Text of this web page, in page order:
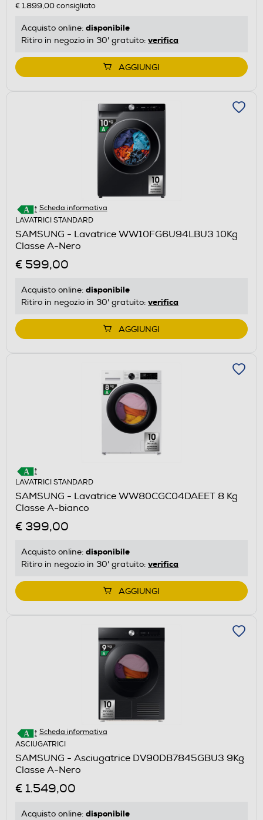
€ 1.899,00consigliato
Acquisto online: disponibile
Ritiro in negozio in 30' gratuito: verifica
AGGIUNGI
Scheda informativa
LAVATRICI STANDARD
SAMSUNG - Lavatrice WW10FG6U94LBU3 10Kg
Classe A-Nero
€ 599,00
Acquisto online: disponibile
Ritiro in negozio in 30' gratuito: verifica
AGGIUNGI
LAVATRICI STANDARD
SAMSUNG - Lavatrice WW80CGC04DAEET 8 Kg
Classe A-bianco
€ 399,00
Acquisto online: disponibile
Ritiro in negozio in 30' gratuito: verifica
AGGIUNGI
Scheda informativa
ASCIUGATRICI
SAMSUNG - Asciugatrice DV90DB7845GBU3 9Kg
Classe A-Nero
€ 1.549,00
Acquisto online: disponibile